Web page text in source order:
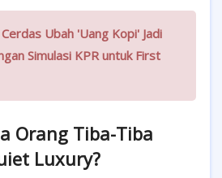
Ubah 'Uang Kopi' Jadi
Simulasi KPR untuk First
Orang Tiba-Tiba
Luxury?